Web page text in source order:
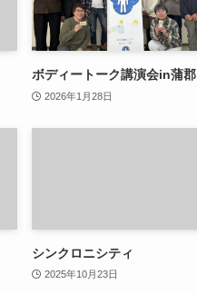
ボディートーク講演会in蒲郡
2026年1月28日
シンクロニシティ
2025年10月23日